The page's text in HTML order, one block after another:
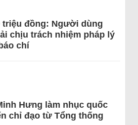
triệu đồng: Người dùng
chịu trách nhiệm pháp lý
chí
Hưng làm nhục quốc
chỉ đạo từ Tổng thống